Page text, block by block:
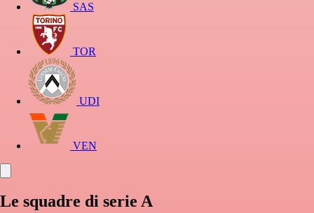
SAS
TOR
UDI
VEN
Le squadre di serie A